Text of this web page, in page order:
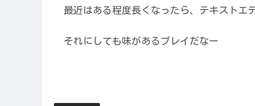
最近はある程度長くなったら、テキストエ
それにしても味があるプレイだなー